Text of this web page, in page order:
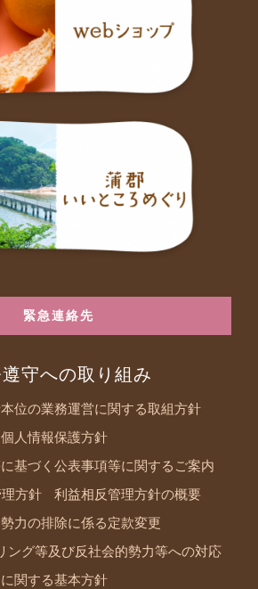
緊急連絡先
守への取り組み
位の業務運営に関する取組方針
個人情報保護方針
基づく公表事項等に関するご案内
方針 利益相反管理方針の概要
力の排除に係る定款変更
ング等及び反社会的勢力等への対応
に関する基本方針